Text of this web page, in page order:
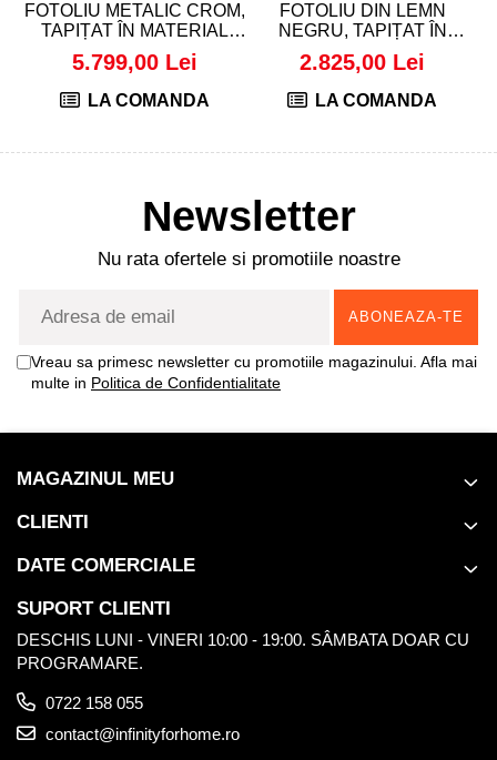
FOTOLIU METALIC CROM,
TAPIȚAT ÎN MATERIAL
TEXTIL, ALBASTRU -
NERO
5.799,00 Lei
LA COMANDA
FOTOLIU DIN LEMN
NEGRU, TAPIȚAT ÎN
MATERIAL TEXTIL
BOUCLE GRI - DEFNE
2.825,00 Lei
LA COMANDA
Newsletter
Nu rata ofertele si promotiile noastre
Vreau sa primesc newsletter cu promotiile magazinului. Afla mai
multe in Politica de Confidentialitate
MAGAZINUL MEU
CLIENTI
DATE COMERCIALE
SUPORT CLIENTI
DESCHIS LUNI - VINERI 10:00 - 19:00. SÂMBATA DOAR CU
PROGRAMARE.
0722 158 055
contact@infinityforhome.ro